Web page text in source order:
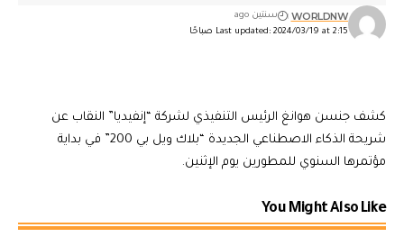
Last updated: 2024/03/19 at 2:15 صباحًا
WORLDNW سنتين ago
كشف جنسن هوانغ الرئيس التنفيذي لشركة “إنفيديا” النقاب عن
شريحة الذكاء الاصطناعي الجديدة “بلاك ويل بي 200” في بداية
مؤتمرها السنوي للمطورين يوم الإثنين.
You Might Also Like